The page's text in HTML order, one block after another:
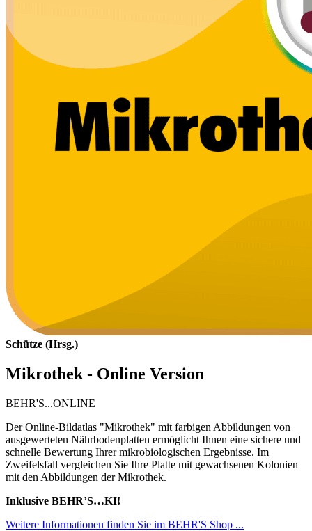
Schütze (Hrsg.)
Mikrothek - Online Version
BEHR'S...ONLINE
Der Online-Bildatlas "Mikrothek" mit farbigen Abbildungen von
ausgewerteten Nährbodenplatten ermöglicht Ihnen eine sichere und
schnelle Bewertung Ihrer mikrobiologischen Ergebnisse. Im
Zweifelsfall vergleichen Sie Ihre Platte mit gewachsenen Kolonien
mit den Abbildungen der Mikrothek.
Inklusive BEHR’S…KI!
Weitere Informationen finden Sie im BEHR'S Shop ...